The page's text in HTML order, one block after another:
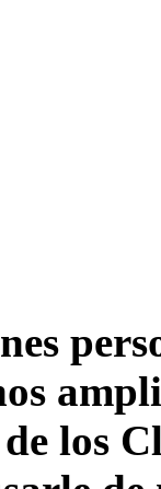
los